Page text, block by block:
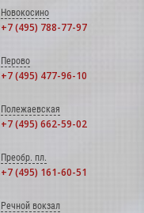
Новокосино
+7 (495) 788-77-97
Перово
+7 (495) 477-96-10
Полежаевская
+7 (495) 662-59-02
Преобр. пл.
+7 (495) 161-60-51
Речной вокзал